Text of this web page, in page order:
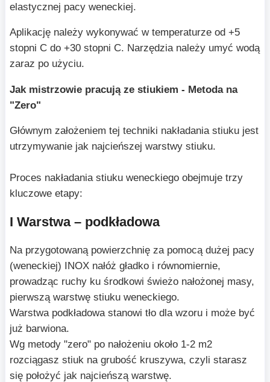
elastycznej pacy weneckiej.
Aplikację należy wykonywać w temperaturze od +5
stopni C do +30 stopni C. Narzędzia należy umyć wodą
zaraz po użyciu.
Jak mistrzowie pracują ze stiukiem - Metoda na
"Zero"
Głównym założeniem tej techniki nakładania stiuku jest
utrzymywanie jak najcieńszej warstwy stiuku.
Proces nakładania stiuku weneckiego obejmuje trzy
kluczowe etapy:
I Warstwa – podkładowa
Na przygotowaną powierzchnię za pomocą dużej pacy
(weneckiej) INOX nałóż gładko i równomiernie,
prowadząc ruchy ku środkowi świeżo nałożonej masy,
pierwszą warstwę stiuku weneckiego.
Warstwa podkładowa stanowi tło dla wzoru i może być
już barwiona.
Wg metody "zero" po nałożeniu około 1-2 m2
rozciągasz stiuk na grubość kruszywa, czyli starasz
się położyć jak najcieńszą warstwę.